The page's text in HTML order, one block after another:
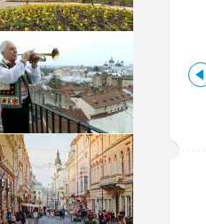
Чернівецька, Україна
ФАКУЛЬТАТИВНА ЕКСКУРСІЯ
В ЧЕРНІВЦІ + ХОТИН